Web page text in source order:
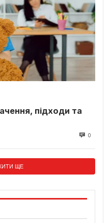
підходи та
0
ЩЕ